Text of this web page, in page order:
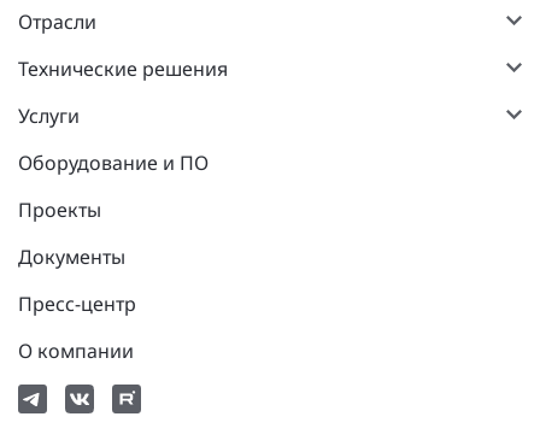
Отрасли
Технические решения
Услуги
Оборудование и ПО
Проекты
Документы
Пресс-центр
О компании